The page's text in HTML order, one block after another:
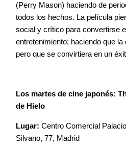
(Perry Mason) haciendo de
todos los hechos. La película
social y crítico para convertirse
entretenimiento; haciendo que
pero que se convirtiera en un
Los martes de cine japonés:
de Hielo
Lugar: Centro Comercial
Silvano, 77, Madrid